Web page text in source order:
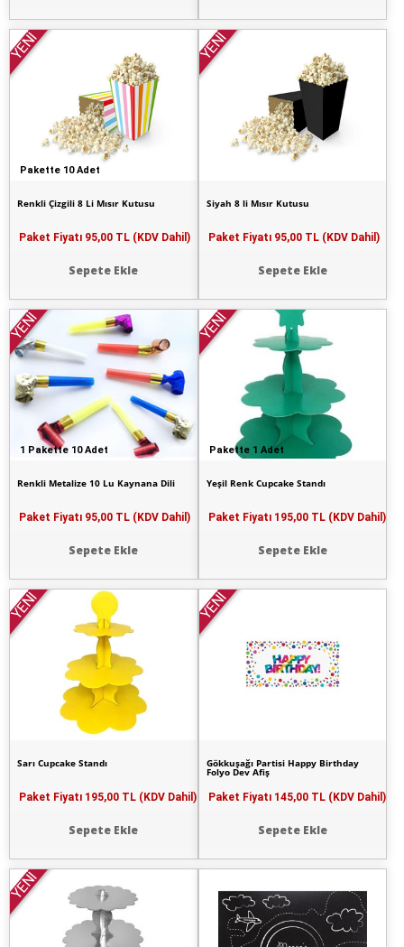
Pakette 10 Adet
YENİ
Renkli Çizgili 8 Li Mısır Kutusu
Paket Fiyatı 95,00 TL (KDV Dahil)
Sepete Ekle
YENİ
Siyah 8 li Mısır Kutusu
Paket Fiyatı 95,00 TL (KDV Dahil)
Sepete Ekle
1 Pakette 10 Adet
YENİ
Renkli Metalize 10 Lu Kaynana Dili
Paket Fiyatı 95,00 TL (KDV Dahil)
Sepete Ekle
Pakette 1 Adet
YENİ
Yeşil Renk Cupcake Standı
Paket Fiyatı 195,00 TL (KDV Dahil)
Sepete Ekle
YENİ
Sarı Cupcake Standı
Paket Fiyatı 195,00 TL (KDV Dahil)
Sepete Ekle
YENİ
Gökkuşağı Partisi Happy Birthday
Folyo Dev Afiş
Paket Fiyatı 145,00 TL (KDV Dahil)
Sepete Ekle
YENİ